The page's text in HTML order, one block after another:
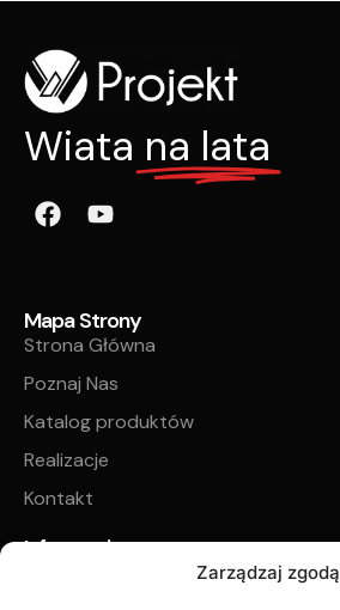
Zarządzaj zgodą
Wiata na lata
Mapa Strony
Strona Główna
Poznaj Nas
Katalog produktów
Realizacje
Kontakt
Informacje
Regulamin sklepu internetowego